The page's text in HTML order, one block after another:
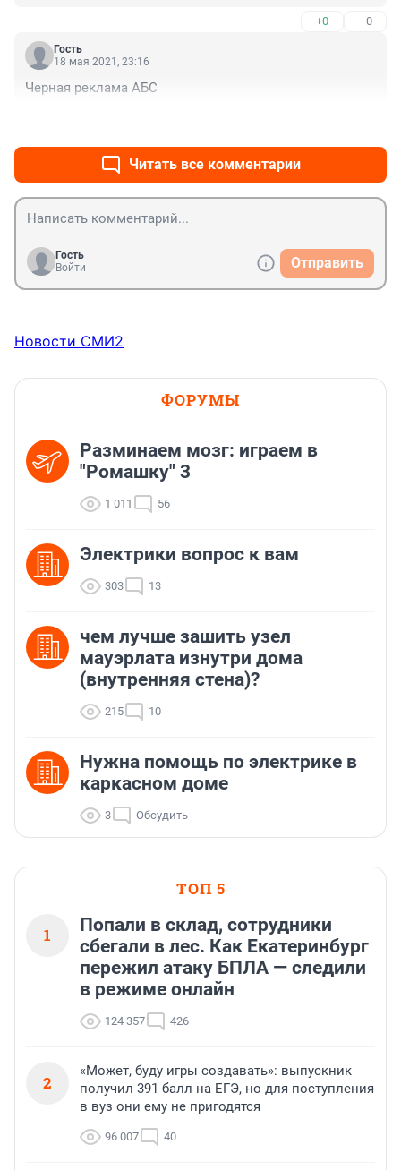
+0 –0
Гость
18 мая 2021, 23:16
Черная реклама АБС
Читать все комментарии
Гость
Войти
Отправить
Новости СМИ2
ФОРУМЫ
Разминаем мозг: играем в
"Ромашку" 3
1 011 56
Электрики вопрос к вам
303 13
чем лучше зашить узел
мауэрлата изнутри дома
(внутренняя стена)?
215 10
Нужна помощь по электрике в
каркасном доме
3 Обсудить
ТОП 5
1
Попали в склад, сотрудники
сбегали в лес. Как Екатеринбург
пережил атаку БПЛА — следили
в режиме онлайн
124 357 426
2
«Может, буду игры создавать»: выпускник
получил 391 балл на ЕГЭ, но для поступления
в вуз они ему не пригодятся
96 007 40